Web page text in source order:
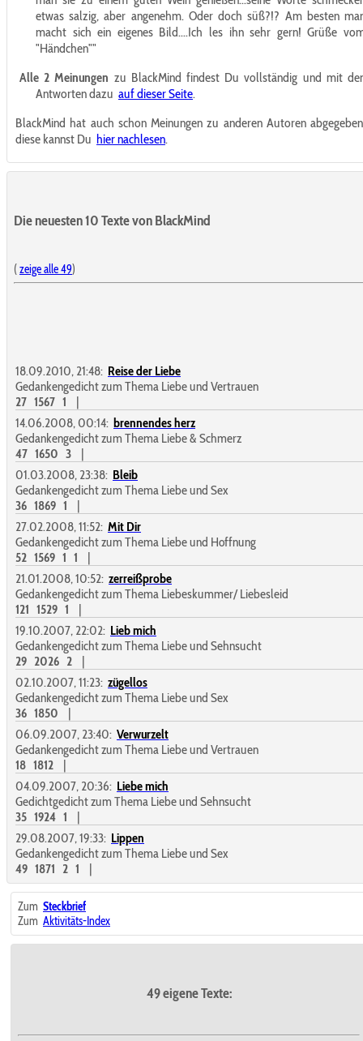
etwas salzig, aber angenehm. Oder doch süß?!? Am besten
macht sich ein eigenes Bild....Ich les ihn sehr gern! Grüße
"Händchen""
Alle 2 Meinungen zu BlackMind findest Du vollständig und mit
Antworten dazu auf dieser Seite.
BlackMind hat auch schon Meinungen zu anderen Autoren
diese kannst Du hier nachlesen.
Die neuesten 10 Texte von BlackMind
(zeige alle 49)
18.09.2010, 21:48: Reise der Liebe
Gedankengedicht zum Thema Liebe und Vertrauen
27 1567 1
|
14.06.2008, 00:14: brennendes herz
Gedankengedicht zum Thema Liebe & Schmerz
47 1650 3
|
01.03.2008, 23:38: Bleib
Gedankengedicht zum Thema Liebe und Sex
36 1869 1
|
27.02.2008, 11:52: Mit Dir
Gedankengedicht zum Thema Liebe und Hoffnung
52 1569 1 1
|
21.01.2008, 10:52: zerreißprobe
Gedankengedicht zum Thema Liebeskummer/ Liebesleid
121 1529 1
|
19.10.2007, 22:02: Lieb mich
Gedankengedicht zum Thema Liebe und Sehnsucht
29 2026 2
|
02.10.2007, 11:23: zügellos
Gedankengedicht zum Thema Liebe und Sex
36 1850
|
06.09.2007, 23:40: Verwurzelt
Gedankengedicht zum Thema Liebe und Vertrauen
18 1812
|
04.09.2007, 20:36: Liebe mich
Gedichtgedicht zum Thema Liebe und Sehnsucht
35 1924 1
|
29.08.2007, 19:33: Lippen
Gedankengedicht zum Thema Liebe und Sex
49 1871 2 1 |
Zum Steckbrief
Zum Aktivitäts-Index
49 eigene Texte: